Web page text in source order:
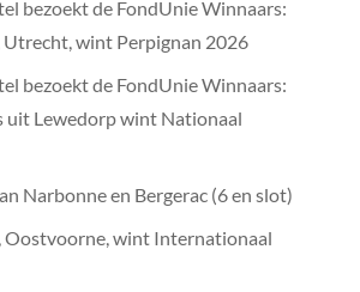
bezoekt de FondUnie Winnaars:
Utrecht, wint Perpignan 2026
bezoekt de FondUnie Winnaars:
uit Lewedorp wint Nationaal
Narbonne en Bergerac (6 en slot)
Oostvoorne, wint Internationaal